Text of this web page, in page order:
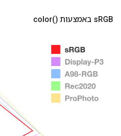
s RGB באמצעות color()‎